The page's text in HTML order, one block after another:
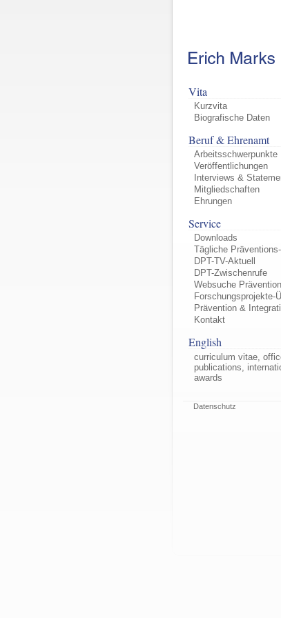
Vita
Kurzvita
Biografische Daten
Beruf & Ehrenamt
Arbeitsschwerpunkte
Veröffentlichungen
Interviews &
Mitgliedschaften
Ehrungen
Service
Downloads
Tägliche
DPT-TV-Aktuell
DPT-Zwischenrufe
Websuche Prävention
Forschungsprojekte-
Prävention &
Kontakt
English
curriculum vitae,
publications,
awards
Datenschutz